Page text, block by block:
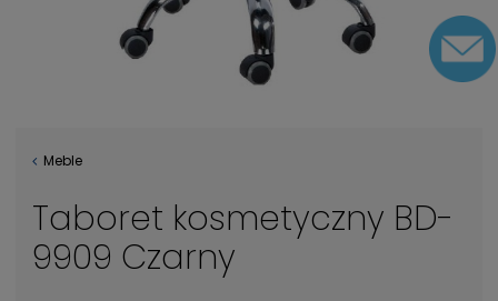
Meble
Taboret kosmetyczny BD-
9909 Czarny